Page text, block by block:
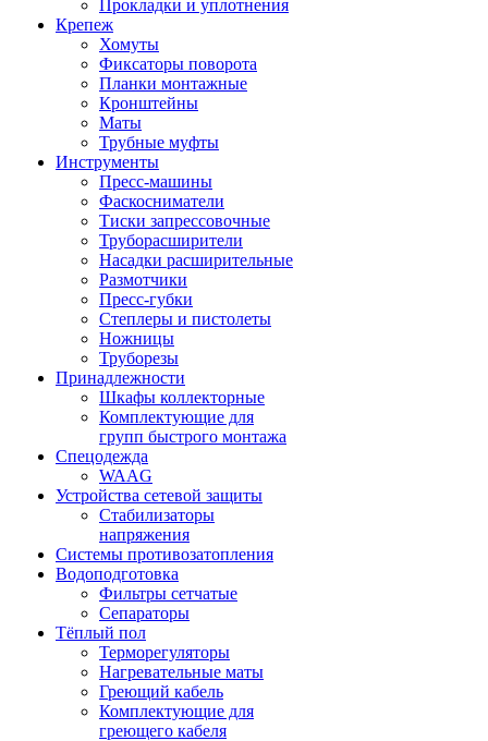
Прокладки и уплотнения
Крепеж
Хомуты
Фиксаторы поворота
Планки монтажные
Кронштейны
Маты
Трубные муфты
Инструменты
Пресс-машины
Фаскосниматели
Тиски запрессовочные
Труборасширители
Насадки расширительные
Размотчики
Пресс-губки
Степлеры и пистолеты
Ножницы
Труборезы
Принадлежности
Шкафы коллекторные
Комплектующие для
групп быстрого монтажа
Спецодежда
WAAG
Устройства сетевой защиты
Стабилизаторы
напряжения
Системы противозатопления
Водоподготовка
Фильтры сетчатые
Сепараторы
Тёплый пол
Терморегуляторы
Нагревательные маты
Греющий кабель
Комплектующие для
греющего кабеля